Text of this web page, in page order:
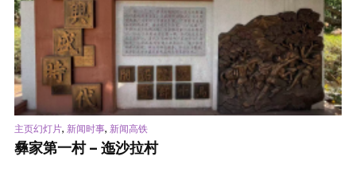
主页幻灯片, 新闻时事, 新闻高铁
彝家第一村 – 迤沙拉村